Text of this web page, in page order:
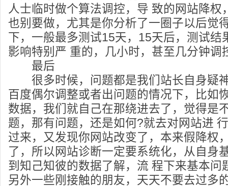
人士临时做个算法调控，导 致的网站降权
也别要做，尤其是你分析了一圈子以后觉
下，一般最多测试15天，15天后，测试结
影响特别严 重的，几小时，甚至几分钟调
最后
很多时候，问题都是我们站长自身疑
百度偶尔调整或者出问题的情况下，比如
数据，我们就自己在那绕进去了，觉得是
题，那有问题，还是如何?就去对网站进
过来，又发现你网站改变了，本来假降权
了，所以网站诊断一定要系统化，从自身
到知己知彼的数据了解，流 程下来基本问
另外一些刚接触的朋友，天天不要去过多